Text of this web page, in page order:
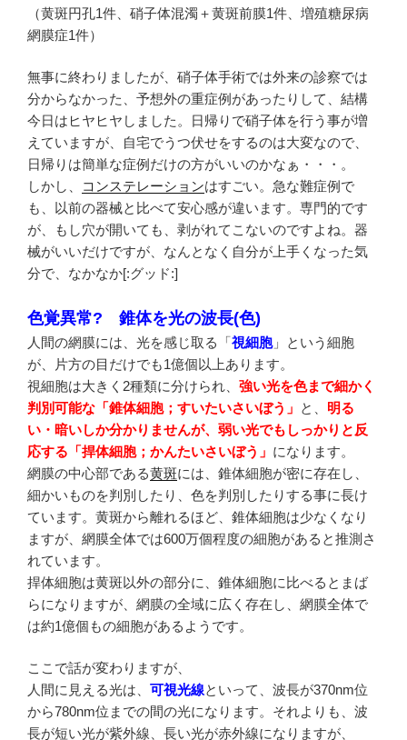
（黄斑円孔1件、硝子体混濁＋黄斑前膜1件、増殖糖尿病
網膜症1件）
無事に終わりましたが、硝子体手術では外来の診察では
分からなかった、予想外の重症例があったりして、結構
今日はヒヤヒヤしました。日帰りで硝子体を行う事が増
えていますが、自宅でうつ伏せをするのは大変なので、
日帰りは簡単な症例だけの方がいいのかなぁ・・・。
しかし、
コンステレーションはすごい。急な難症例で
も、以前の器械と比べて安心感が違います。専門的です
が、もし穴が開いても、剥がれてこないのですよね。器
械がいいだけですが、なんとなく自分が上手くなった気
分で、なかなか[:グッド:]
色覚異常? 錐体を光の波長(色)
人間の網膜には、光を感じ取る「視細胞」という細胞
が、片方の目だけでも1億個以上あります。
視細胞は大きく2種類に分けられ、 強い光を色まで細かく
判別可能な「錐体細胞；すいたいさいぼう」 と、 明る
い・暗いしか分かりませんが、弱い光でもしっかりと反
応する「捍体細胞；かんたいさいぼう」 になります。
網膜の中心部である黄斑には、錐体細胞が密に存在し、
細かいものを判別したり、色を判別したりする事に長け
ています。黄斑から離れるほど、錐体細胞は少なくなり
ますが、網膜全体では600万個程度の細胞があると推測さ
れています。
捍体細胞は黄斑以外の部分に、錐体細胞に比べるとまば
らになりますが、網膜の全域に広く存在し、網膜全体で
は約1億個もの細胞があるようです。
ここで話が変わりますが、
人間に見える光は、 可視光線といって、波長が370nm位
から780nm位までの間の光になります。それよりも、波
長が短い光が紫外線、長い光が赤外線になりますが、